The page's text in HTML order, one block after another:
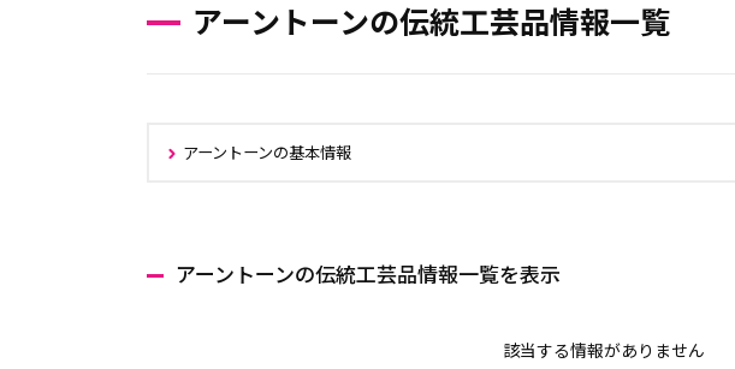
アーントーンの伝統工芸品情報一覧
アーントーンの基本情報
アーントーンの伝統工芸品情報一覧を表示
該当する情報がありません